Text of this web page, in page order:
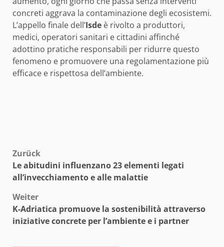
concreti aggrava la contaminazione degli ecosistemi.
L’appello finale dell’Isde è rivolto a produttori,
medici, operatori sanitari e cittadini affinché
adottino pratiche responsabili per ridurre questo
fenomeno e promuovere una regolamentazione più
efficace e rispettosa dell’ambiente.
Beitragsnavigation
Zurück
Le abitudini influenzano 23 elementi legati
all’invecchiamento e alle malattie
Weiter
K-Adriatica promuove la sostenibilità attraverso
iniziative concrete per l’ambiente e i partner